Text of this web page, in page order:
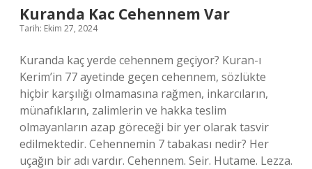
Kuranda Kac Cehennem Var
Tarih: Ekim 27, 2024
Kuranda kaç yerde cehennem geçiyor? Kuran-ı
Kerim’in 77 ayetinde geçen cehennem, sözlükte
hiçbir karşılığı olmamasına rağmen, inkarcıların,
münafıkların, zalimlerin ve hakka teslim
olmayanların azap göreceği bir yer olarak tasvir
edilmektedir. Cehennemin 7 tabakası nedir? Her
uçağın bir adı vardır. Cehennem. Seir. Hutame. Lezza.